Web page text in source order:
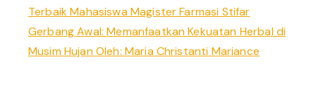
Terbaik Mahasiswa Magister Farmasi Stifar
Gerbang Awal: Memanfaatkan Kekuatan Herbal di
Musim Hujan Oleh: Maria Christanti Mariance